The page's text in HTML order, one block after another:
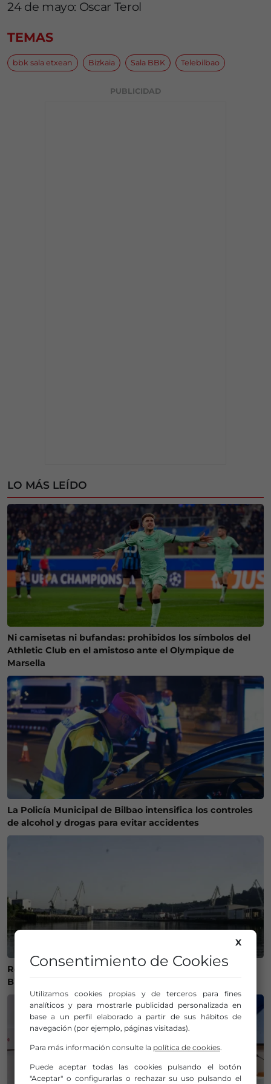
24 de mayo: Oscar Terol
TEMAS
bbk sala etxean Bizkaia Sala BBK Telebilbao
PUBLICIDAD
LO MÁS LEÍDO
Ni camisetas ni bufandas: prohibidos los símbolos del
Athletic Club en el amistoso ante el Olympique de
Marsella
La Policía Municipal de Bilbao intensifica los controles
de alcohol y drogas para evitar accidentes
Recuperan el cuerpo sin vida de una mujer en la ría de
Bilbao
X
Consentimiento de Cookies
Utilizamos cookies propias y de terceros para fines
analíticos y para mostrarle publicidad personalizada en
base a un perfil elaborado a partir de sus hábitos de
navegación (por ejemplo, páginas visitadas).
Para más información consulte la política de cookies.
Puede aceptar todas las cookies pulsando el botón
"Aceptar" o configurarlas o rechazar su uso pulsando el